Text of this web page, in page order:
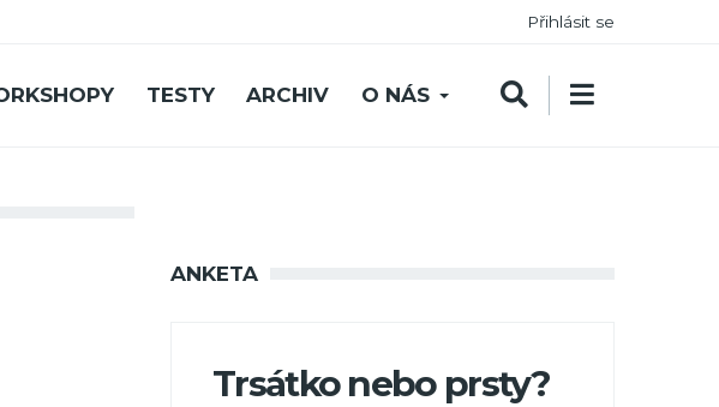
Přihlásit se
TESTY ARCHIV O NÁS
ANKETA
Trsátko nebo prsty?